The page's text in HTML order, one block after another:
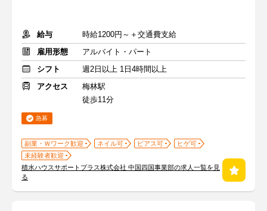
給与
時給1200円～＋交通費支給
雇用形態
アルバイト・パート
シフト
週2日以上 1日4時間以上
アクセス
梅林駅
徒歩11分
急募
副業・Ｗワーク歓迎 ネイル可 ピアス可
ヒゲ可
未経験者歓迎
積水ハウスサポートプラス株式会社 中国四国事業部の求人一覧を見
る